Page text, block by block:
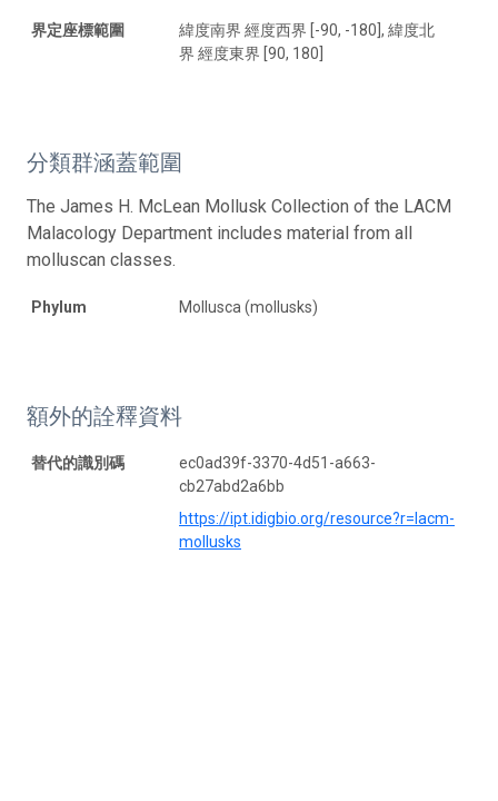
界定座標範圍
緯度南界 經度西界 [-90, -180], 緯度北
界 經度東界 [90, 180]
分類群涵蓋範圍
The James H. McLean Mollusk Collection of the LACM
Malacology Department includes material from all
molluscan classes.
Phylum Mollusca (mollusks)
額外的詮釋資料
替代的識別碼
ec0ad39f-3370-4d51-a663-
cb27abd2a6bb
https://ipt.idigbio.org/resource?r=lacm-
mollusks